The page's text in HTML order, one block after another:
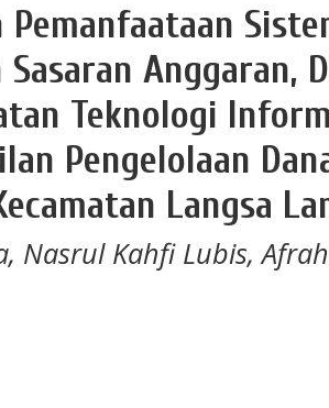
Pemanfaataan
Sasaran Anggaran,
Teknologi
Pengelolaan
Langsa
Nasrul Kahfi Lubis,